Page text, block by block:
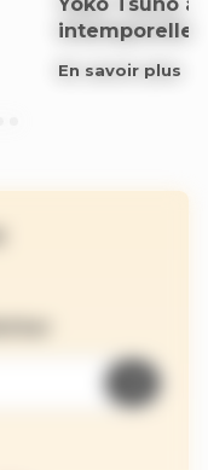
intemporelle
En savoir plus